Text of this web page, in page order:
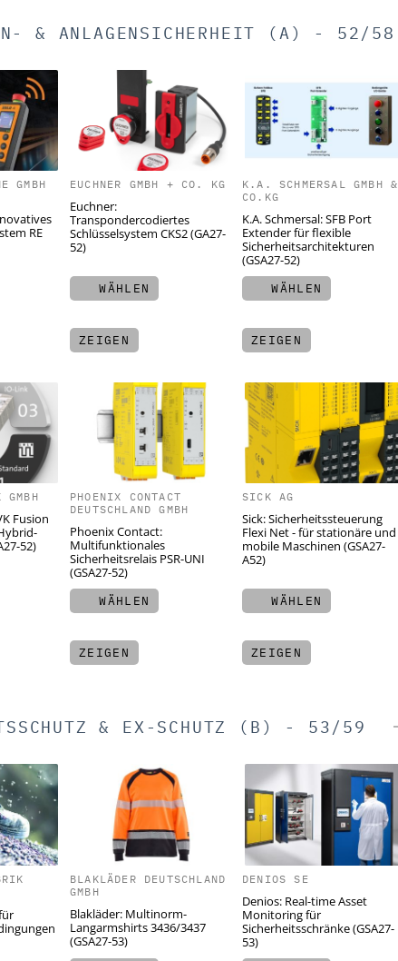
& ANLAGENSICHERHEIT (A) - 52/58
GMBH
RE
EUCHNER GMBH + CO. KG
Euchner:
Transpondercodiertes
Schlüsselsystem CKS2 (GA27-
52)
WÄHLEN
ZEIGEN
K.A. SCHMERSAL GMBH &
CO.KG
K.A. Schmersal: SFB Port
Extender für flexible
Sicherheitsarchitekturen
(GSA27-52)
WÄHLEN
ZEIGEN
GMBH
Fusion
52)
PHOENIX CONTACT
DEUTSCHLAND GMBH
Phoenix Contact:
Multifunktionales
Sicherheitsrelais PSR-UNI
(GSA27-52)
WÄHLEN
ZEIGEN
SICK AG
Sick: Sicherheitssteuerung
Flexi Net - für stationäre und
mobile Maschinen (GSA27-
A52)
WÄHLEN
ZEIGEN
& EX-SCHUTZ (B) - 53/59
BLAKLÄDER DEUTSCHLAND
GMBH
Blakläder: Multinorm-
Langarmshirts 3436/3437
(GSA27-53)
DENIOS SE
Denios: Real-time Asset
Monitoring für
Sicherheitsschränke (GSA27-
53)